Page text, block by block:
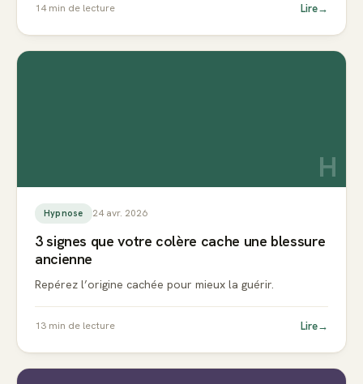
14min de lecture Lire→
H
Hypnose 24 avr. 2026
3 signes que votre colère cache une blessure
ancienne
Repérez l’origine cachée pour mieux la guérir.
13 min de lecture Lire→